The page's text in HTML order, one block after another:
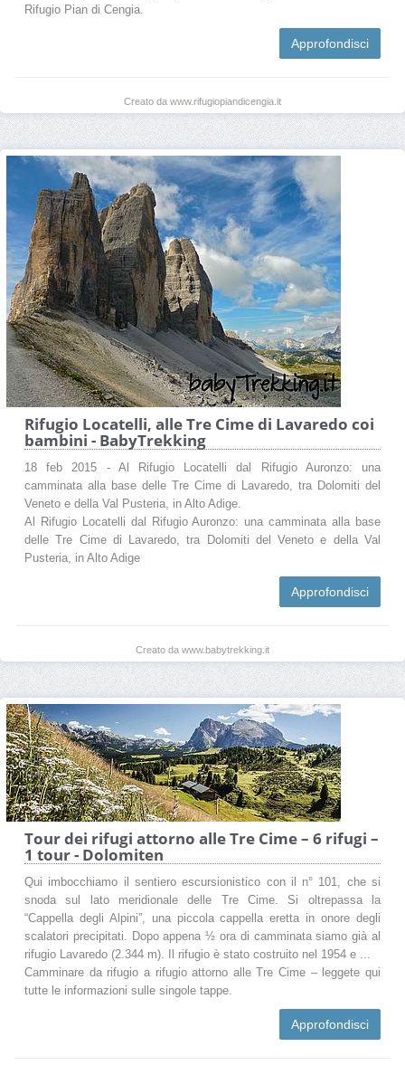
Rifugio Pian di Cengia.
Approfondisci
Creato da www.rifugiopiandicengia.it
Rifugio Locatelli, alle Tre Cime di Lavaredo coi
bambini - BabyTrekking
18 feb 2015 - Al Rifugio Locatelli dal Rifugio Auronzo: una
camminata alla base delle Tre Cime di Lavaredo, tra Dolomiti del
Veneto e della Val Pusteria, in Alto Adige.
Al Rifugio Locatelli dal Rifugio Auronzo: una camminata alla base
delle Tre Cime di Lavaredo, tra Dolomiti del Veneto e della Val
Pusteria, in Alto Adige
Approfondisci
Creato da www.babytrekking.it
Tour dei rifugi attorno alle Tre Cime – 6 rifugi –
1 tour - Dolomiten
Qui imbocchiamo il sentiero escursionistico con il n° 101, che si
snoda sul lato meridionale delle Tre Cime. Si oltrepassa la
“Cappella degli Alpini”, una piccola cappella eretta in onore degli
scalatori precipitati. Dopo appena ½ ora di camminata siamo già al
rifugio Lavaredo (2.344 m). Il rifugio è stato costruito nel 1954 e ...
Camminare da rifugio a rifugio attorno alle Tre Cime – leggete qui
tutte le informazioni sulle singole tappe.
Approfondisci